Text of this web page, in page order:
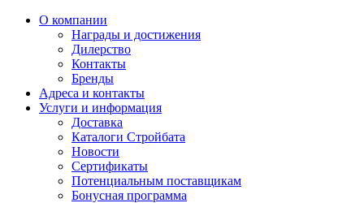
О компании
Награды и достижения
Дилерство
Контакты
Бренды
Адреса и контакты
Услуги и информация
Доставка
Каталоги Стройбата
Новости
Сертификаты
Потенциальным поставщикам
Бонусная программа